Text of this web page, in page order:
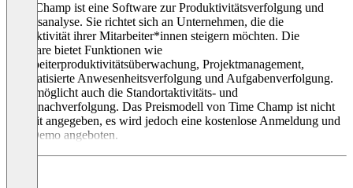
Time Champ ist eine Software zur Produktivitätsverfolgung und
Arbeitsanalyse. Sie richtet sich an Unternehmen, die die
Produktivität ihrer Mitarbeiter*innen steigern möchten. Die
Software bietet Funktionen wie
Mitarbeiterproduktivitätsüberwachung, Projektmanagement,
automatisierte Anwesenheitsverfolgung und Aufgabenverfolgung.
Sie ermöglicht auch die Standortaktivitäts- und
Audionachverfolgung. Das Preismodell von Time Champ ist nicht
explizit angegeben, es wird jedoch eine kostenlose Anmeldung und
eine Demo angeboten.